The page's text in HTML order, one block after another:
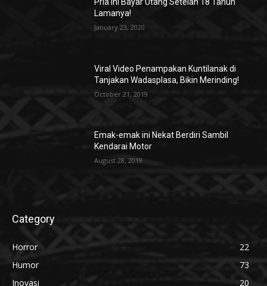
Lamanya!
January 23, 2020
Viral Video Penampakan Kuntilanak di
Tanjakan Wadasplasa, Bikin Merinding!
October 21, 2019
Emak-emak ini Nekat Berdiri Sambil
Kendarai Motor
August 28, 2019
Category
Horror
22
Humor
73
Inovasi
20